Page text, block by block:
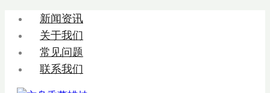
新闻资讯
关于我们
常见问题
联系我们